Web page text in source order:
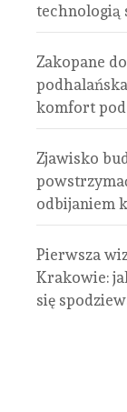
technologią
Zakopane
komfort
Zjawisko
odbijaniem
Pierwsza
Krakowie:
się